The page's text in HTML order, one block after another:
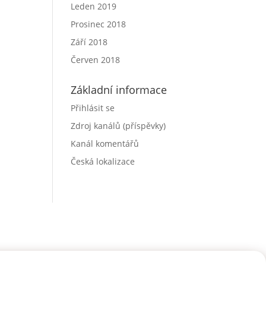
Leden 2019
Prosinec 2018
Září 2018
Červen 2018
Základní informace
Přihlásit se
Zdroj kanálů (příspěvky)
Kanál komentářů
Česká lokalizace